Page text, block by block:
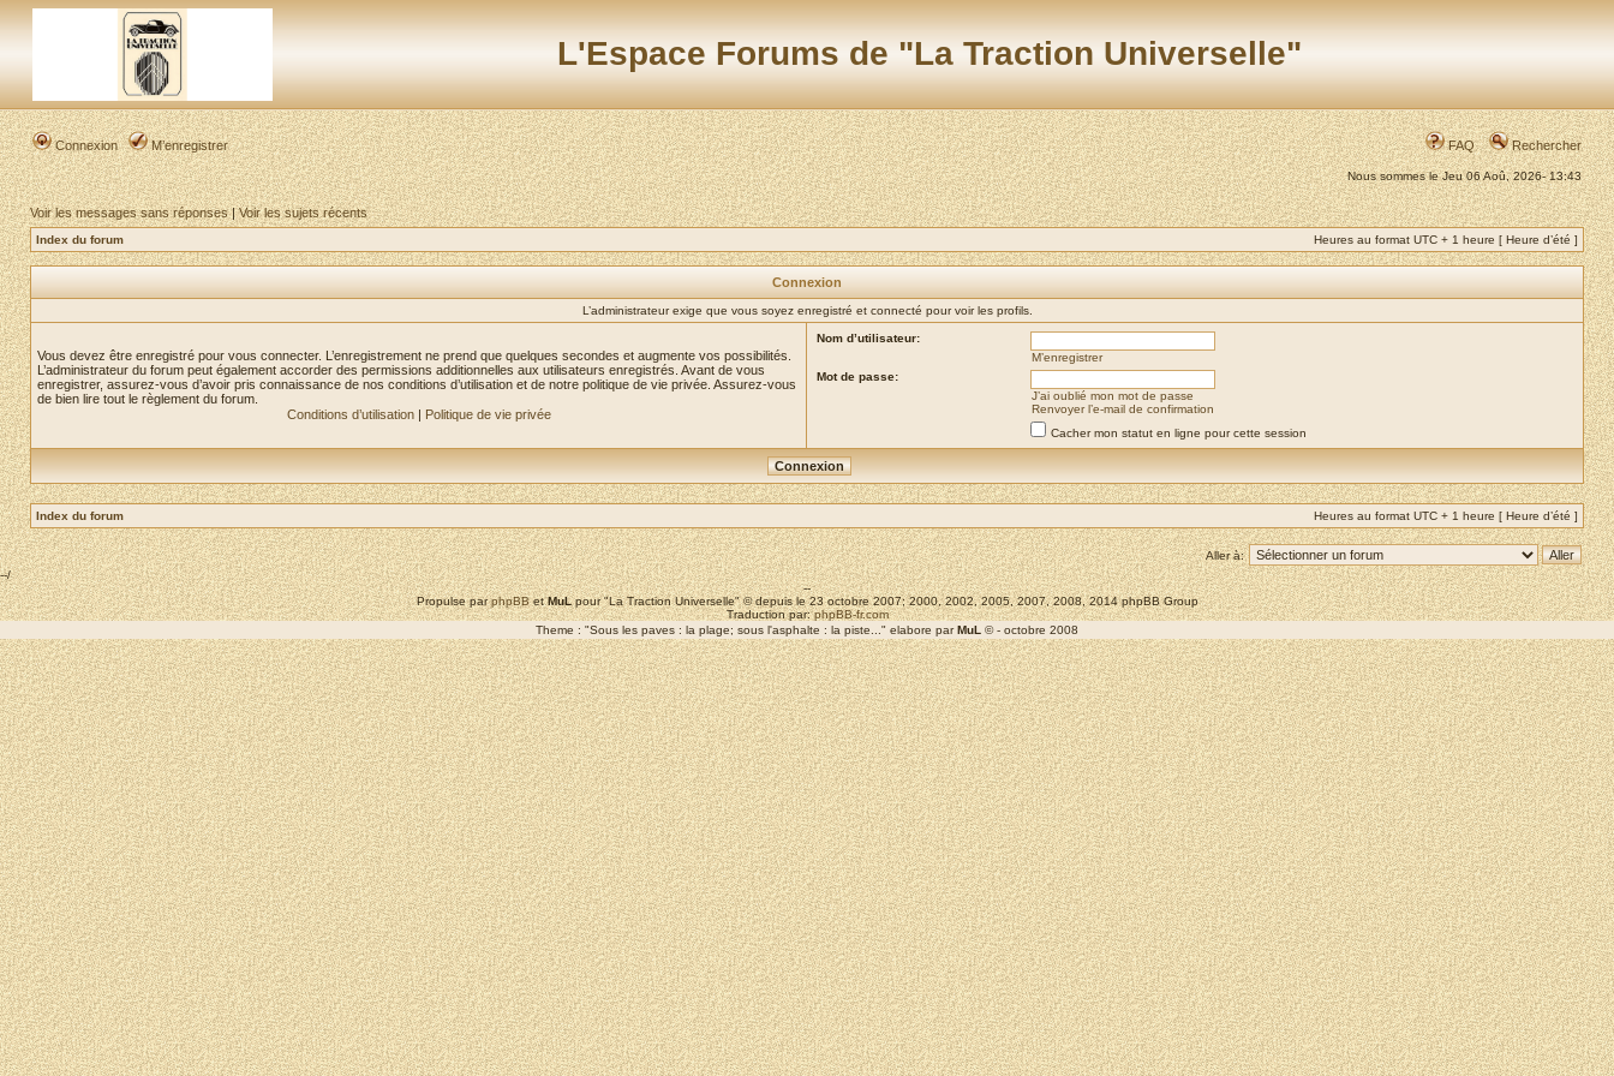
L'Espace Forums de "La Traction Universelle"
Connexion M’enregistrer FAQ Rechercher
Nous sommes le Jeu 06 Aoû, 2026- 13:43
Voir les messages sans réponses|Voir les sujets récents
Index du forum Heures au format UTC + 1 heure [ Heure d’été ]
Connexion
L’administrateur exige que vous soyez enregistré et connecté pour voir les profils.
Vous devez être enregistré pour vous connecter. L’enregistrement ne prend que quelques secondes et augmente vos possibilités.
L’administrateur du forum peut également accorder des permissions additionnelles aux utilisateurs enregistrés. Avant de vous
enregistrer, assurez-vous d’avoir pris connaissance de nos conditions d’utilisation et de notre politique de vie privée. Assurez-vous
de bien lire tout le règlement du forum.
Conditions d’utilisation| Politique de vie privée
Nom d’utilisateur:
M’enregistrer
Mot de passe:
J’ai oublié mon mot de passe
Renvoyer l’e-mail de confirmation
Cacher mon statut en ligne pour cette session
Index du forum Heures au format UTC + 1 heure [ Heure d’été ]
Aller à:
--/
--
Propulse parphpBBetMuLpour "La Traction Universelle" © depuis le 23 octobre 2007; 2000, 2002, 2005, 2007, 2008, 2014 phpBB Group
Traduction par:phpBB-fr.com
Theme : "Sous les paves : la plage; sous l'asphalte : la piste..." elabore parMuL © - octobre 2008